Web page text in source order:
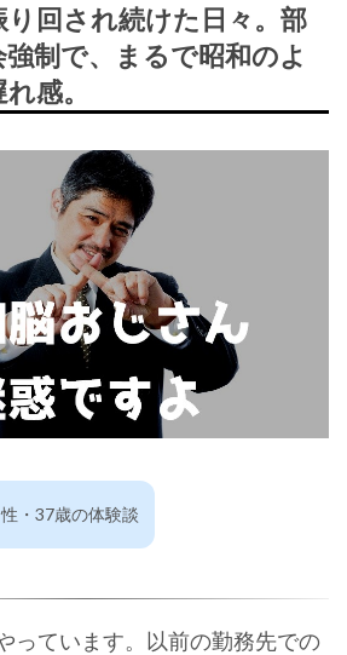
り回され続けた日々。部
制で、まるで昭和のよ
感。
・37歳の体験談
っています。以前の勤務先での